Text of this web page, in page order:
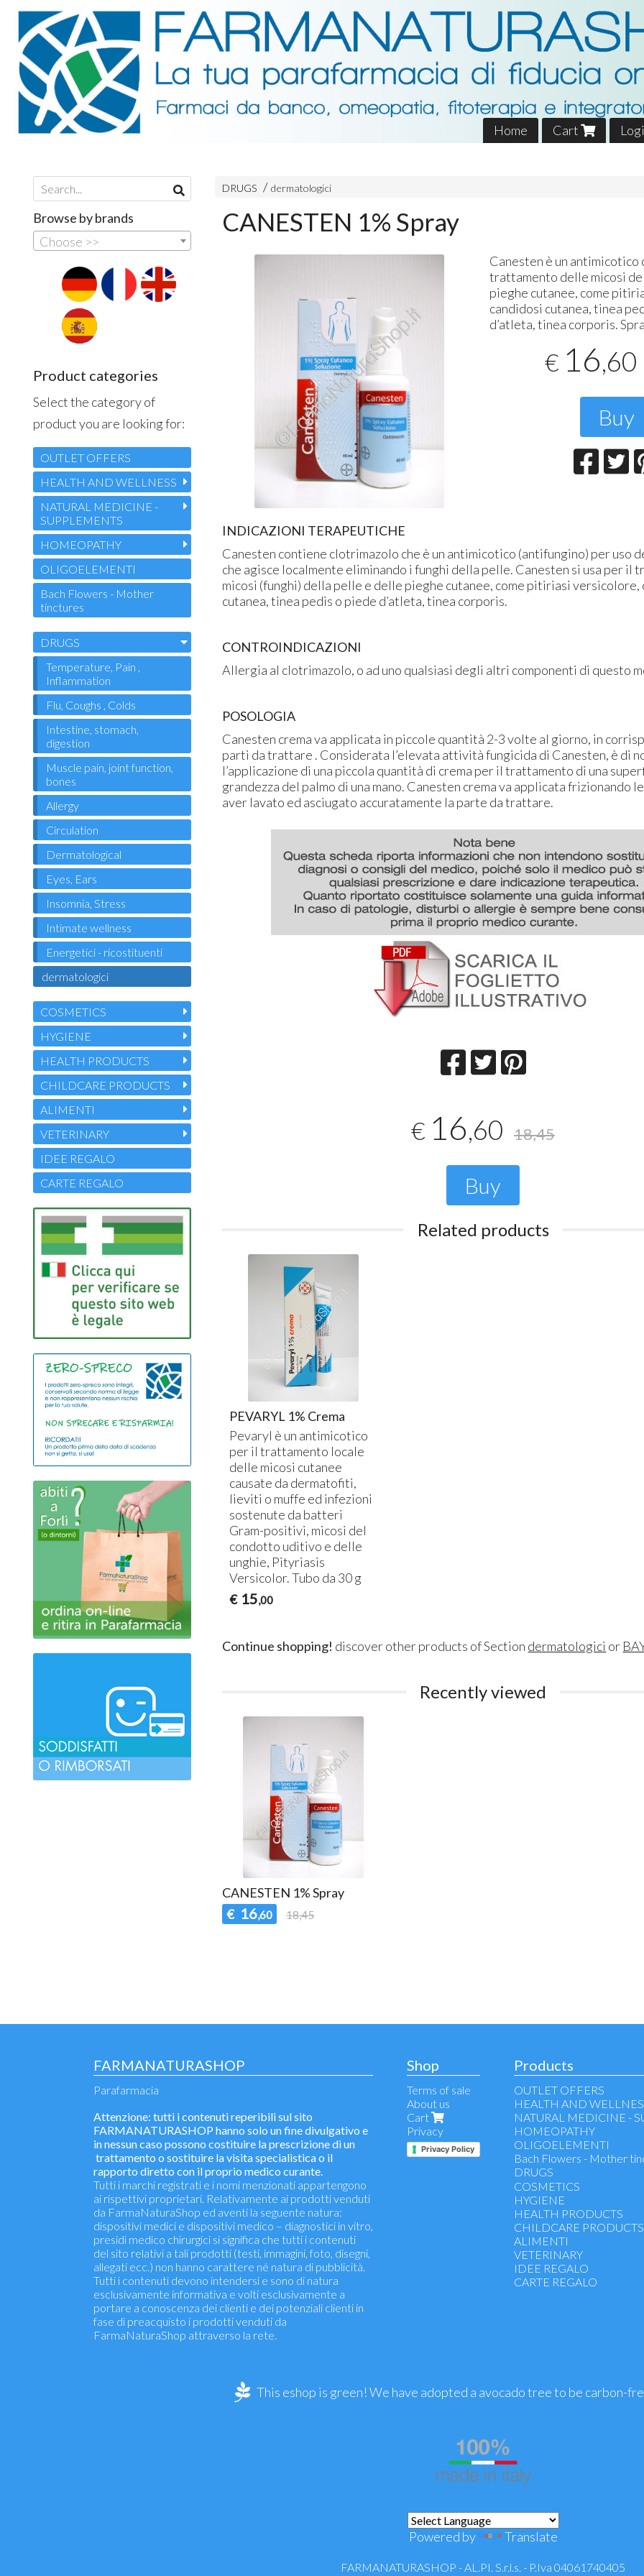
Home Cart
DRUGS dermatologici
CANESTEN 1% Spray
Canesten è un antimicotico
trattamento delle micosi
pieghe cutanee, come
candidosi cutanea, tinea
d’atleta, tinea corporis.
€ 16,60
Buy
INDICAZIONI TERAPEUTICHE
Canesten contiene clotrimazolo che è un antimicotico (antifungino) per uso
che agisce localmente eliminando i funghi della pelle. Canesten si usa per il
micosi (funghi) della pelle e delle pieghe cutanee, come pitiriasi versicolore,
cutanea, tinea pedis o piede d’atleta, tinea corporis.
CONTROINDICAZIONI
Allergia al clotrimazolo, o ad uno qualsiasi degli altri componenti di questo
POSOLOGIA
Canesten crema va applicata in piccole quantità 2-3 volte al giorno, in
parti da trattare . Considerata l’elevata attività fungicida di Canesten, è di
l’applicazione di una piccola quantità di crema per il trattamento di una
grandezza del palmo di una mano. Canesten crema va applicata frizionando
aver lavato ed asciugato accuratamente la parte da trattare.
€ 16,60 18,45
Buy
Related products
PEVARYL 1% Crema
Pevaryl è un antimicotico
per il trattamento locale
delle micosi cutanee
causate da dermatofiti,
lieviti o muffe ed infezioni
sostenute da batteri
Gram-positivi, micosi del
condotto uditivo e delle
unghie, Pityriasis
Versicolor. Tubo da 30 g
€ 15,00
Continue shopping! discover other products of Section dermatologici or
Recently viewed
CANESTEN 1% Spray
€ 16,60 18,45
Browse by brands
Choose >>
Product categories
Select the category of
product you are looking for:
OUTLET OFFERS
HEALTH AND WELLNESS
NATURAL MEDICINE -
SUPPLEMENTS
HOMEOPATHY
OLIGOELEMENTI
Bach Flowers - Mother
tinctures
DRUGS
Temperature, Pain ,
Inflammation
Flu, Coughs , Colds
Intestine, stomach,
digestion
Muscle pain, joint function,
bones
Allergy
Circulation
Dermatological
Eyes, Ears
Insomnia, Stress
Intimate wellness
Energetici - ricostituenti
dermatologici
COSMETICS
HYGIENE
HEALTH PRODUCTS
CHILDCARE PRODUCTS
ALIMENTI
VETERINARY
IDEE REGALO
CARTE REGALO
FARMANATURASHOP
Parafarmacia
Attenzione: tutti i contenuti reperibili sul sito
FARMANATURASHOP hanno solo un fine divulgativo e
in nessun caso possono costituire la prescrizione di un
trattamento o sostituire la visita specialistica o il
rapporto diretto con il proprio medico curante.
Tutti i marchi registrati e i nomi menzionati appartengono
ai rispettivi proprietari. Relativamente ai prodotti venduti
da FarmaNaturaShop ed aventi la seguente natura:
dispositivi medici e dispositivi medico – diagnostici in vitro,
presidi medico chirurgici si significa che tutti i contenuti
del sito relativi a tali prodotti (testi, immagini, foto, disegni,
allegati ecc.) non hanno carattere né natura di pubblicità.
Tutti i contenuti devono intendersi e sono di natura
esclusivamente informativa e volti esclusivamente a
portare a conoscenza dei clienti e dei potenziali clienti in
fase di preacquisto i prodotti venduti da
FarmaNaturaShop attraverso la rete.
Shop
Terms of sale
About us
Cart
Privacy
Privacy Policy
Products
OUTLET OFFERS
HEALTH AND
NATURAL MEDICINE -
HOMEOPATHY
OLIGOELEMENTI
Bach Flowers - Mother
DRUGS
Temperature, Pain ,
Flu, Coughs , Colds
Intestine, stomach,
Muscle pain, joint
Allergy
Circulation
Dermatological
Eyes, Ears
COSMETICS
HYGIENE
HEALTH PRODUCTS
CHILDCARE PRODUCTS
ALIMENTI
VETERINARY
IDEE REGALO
CARTE REGALO
This eshop is green! We have adopted a avocado tree to be carbon-
Powered by Translate
FARMANATURASHOP - AL.PI. S.r.l.s. - P.Iva 04061740405